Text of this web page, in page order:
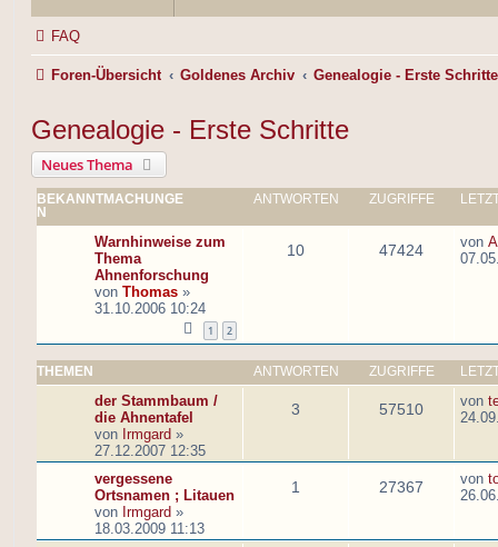
FAQ
Foren-Übersicht Goldenes Archiv Genealogie - Erste Schritte
Genealogie - Erste Schritte
Neues Thema
BEKANNTMACHUNGE
N
ANTWORTEN ZUGRIFFE
Warnhinweise zum
Thema
Ahnenforschung
von Thomas »
31.10.2006 10:24
1 2
10 47424 von
THEMEN ANTWORTEN ZUGRIFFE
der Stammbaum /
die Ahnentafel
von Irmgard »
27.12.2007 12:35
3 57510 von
vergessene
Ortsnamen ; Litauen
von Irmgard »
18.03.2009 11:13
1 27367 von